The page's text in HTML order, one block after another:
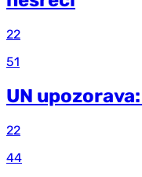
22
51
UN
22
44